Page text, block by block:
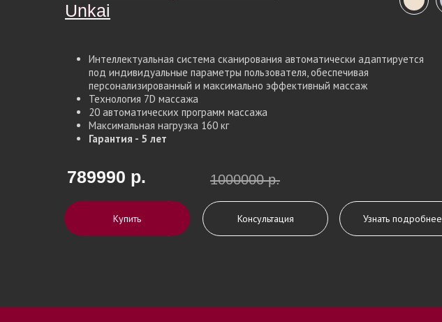
Unkai
Unkai
Купить
789990 р.
Консультация Узнать подробнее
1000000 р.
Интеллектуальная система сканирования автоматически адаптируется
под индивидуальные параметры пользователя, обеспечивая
персонализированный и максимально эффективный массаж
Технология 7D массажа
20 автоматических программ массажа
Максимальная нагрузка 160 кг
Гарантия - 5 лет